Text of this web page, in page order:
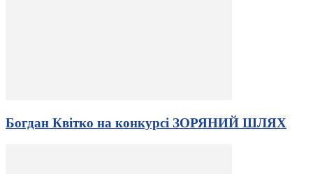
Богдан Квітко на конкурсі ЗОРЯНИЙ ШЛЯХ